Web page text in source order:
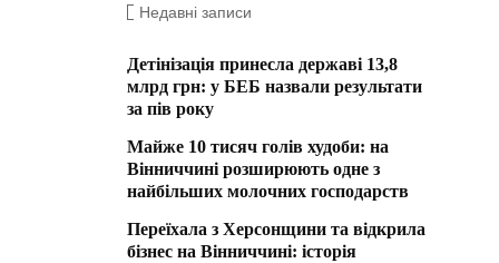
Недавні записи
Детінізація принесла державі 13,8
млрд грн: у БЕБ назвали результати
за пів року
Майже 10 тисяч голів худоби: на
Вінниччині розширюють одне з
найбільших молочних господарств
Переїхала з Херсонщини та відкрила
бізнес на Вінниччині: історія